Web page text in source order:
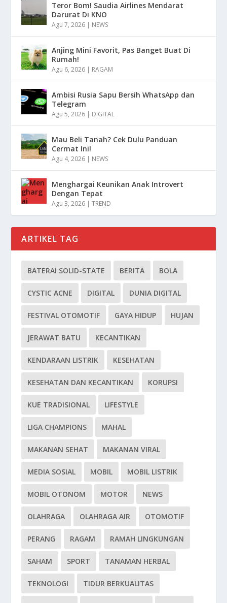
Teror Bom! Saudia Airlines Mendarat
Darurat Di KNO
Agu 7, 2026 | NEWS
Anjing Mini Favorit, Pas Banget Buat Di
Rumah!
Agu 6, 2026 | RAGAM
Ambisi Rusia Sapu Bersih WhatsApp dan
Telegram
Agu 5, 2026 | DIGITAL
Mau Beli Tanah? Cek Dulu Panduan
Cermat Ini!
Agu 4, 2026 | NEWS
Menghargai Keunikan Anak Introvert
Dengan Tepat
Agu 3, 2026 |TREND
ARTIKEL TAG
BATERAI SOLID-STATE BERITA BOLA
CYSTIC ACNE DIGITAL DUNIA DIGITAL
FESTIVAL OTOMOTIF GAYA HIDUP HUJAN
JERAWAT BATU KECANTIKAN
KENDARAAN LISTRIK KESEHATAN
KESEHATAN DAN KECANTIKAN KORUPSI
KUE TRADISIONAL LIFESTYLE
LIGA CHAMPIONS MAHAL
MAKANAN SEHAT MAKANAN VIRAL
MEDIA SOSIAL MOBIL MOBIL LISTRIK
MOBIL OTONOM MOTOR NEWS
OLAHRAGA OLAHRAGA AIR OTOMOTIF
PERANG RAGAM RAMAH LINGKUNGAN
SAHAM SPORT TANAMAN HERBAL
TEKNOLOGI TIDUR BERKUALITAS